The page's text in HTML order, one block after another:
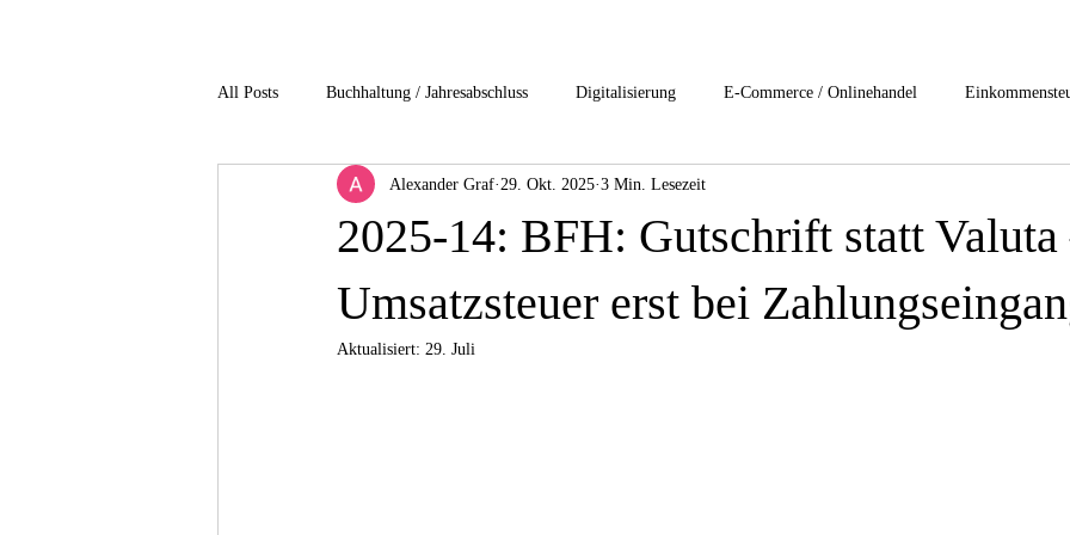
All Posts Buchhaltung / Jahresabschluss Digitalisierung E-Commerce / Onlinehandel
Gesundheitsbranche Immobilienbesteuerung Internationales Steuerrecht
start-ups / Unternehmensgründung
2025-14: BFH: Gutschrift statt Valuta
Umsatzsteuer erst bei
Alexander Graf 29. Okt. 2025 3 Min. Lesezeit
Aktualisiert: 29. Juli